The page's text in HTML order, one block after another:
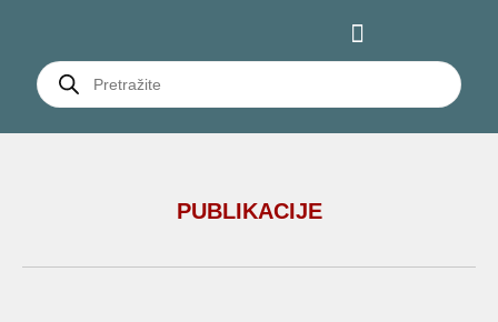
PUBLIKACIJE